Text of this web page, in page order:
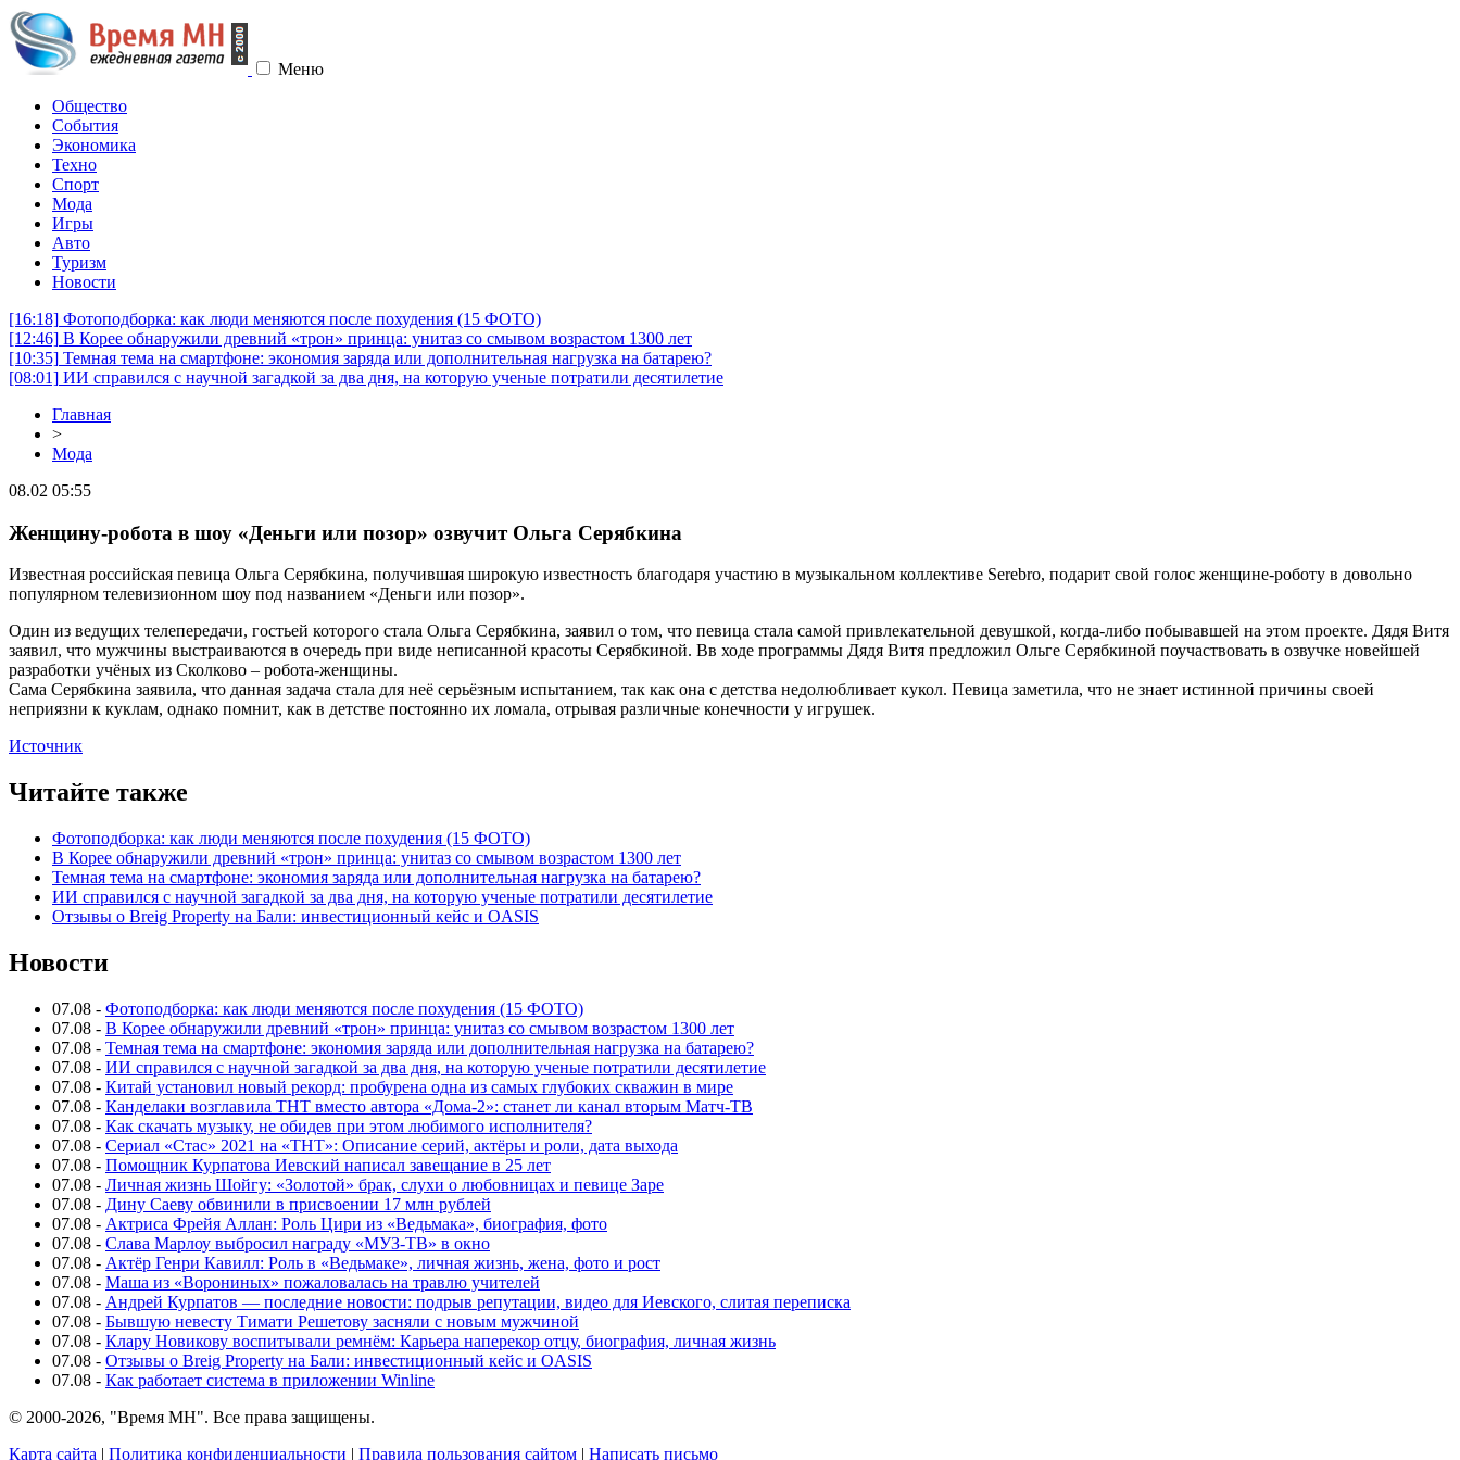
Меню
Общество
События
Экономика
Техно
Спорт
Мода
Игры
Авто
Туризм
Новости
[16:18] Фотоподборка: как люди меняются после похудения (15 ФОТО)
[12:46] В Корее обнаружили древний «трон» принца: унитаз со смывом возрастом 1300 лет
[10:35] Темная тема на смартфоне: экономия заряда или дополнительная нагрузка на батарею?
[08:01] ИИ справился с научной загадкой за два дня, на которую ученые потратили десятилетие
Главная
>
Мода
08.02 05:55
Женщину-робота в шоу «Деньги или позор» озвучит Ольга Серябкина
Известная российская певица Ольга Серябкина, получившая широкую известность благодаря участию в музыкальном коллективе Serebro, подарит свой голос женщине-роботу в довольно
популярном телевизионном шоу под названием «Деньги или позор».
Один из ведущих телепередачи, гостьей которого стала Ольга Серябкина, заявил о том, что певица стала самой привлекательной девушкой, когда-либо побывавшей на этом проекте. Дядя Витя
заявил, что мужчины выстраиваются в очередь при виде неписанной красоты Серябкиной. Вв ходе программы Дядя Витя предложил Ольге Серябкиной поучаствовать в озвучке новейшей
разработки учёных из Сколково – робота-женщины.
Сама Серябкина заявила, что данная задача стала для неё серьёзным испытанием, так как она с детства недолюбливает кукол. Певица заметила, что не знает истинной причины своей
неприязни к куклам, однако помнит, как в детстве постоянно их ломала, отрывая различные конечности у игрушек.
Источник
Читайте также
Фотоподборка: как люди меняются после похудения (15 ФОТО)
В Корее обнаружили древний «трон» принца: унитаз со смывом возрастом 1300 лет
Темная тема на смартфоне: экономия заряда или дополнительная нагрузка на батарею?
ИИ справился с научной загадкой за два дня, на которую ученые потратили десятилетие
Отзывы о Breig Property на Бали: инвестиционный кейс и OASIS
Новости
07.08 - Фотоподборка: как люди меняются после похудения (15 ФОТО)
07.08 - В Корее обнаружили древний «трон» принца: унитаз со смывом возрастом 1300 лет
07.08 - Темная тема на смартфоне: экономия заряда или дополнительная нагрузка на батарею?
07.08 - ИИ справился с научной загадкой за два дня, на которую ученые потратили десятилетие
07.08 - Китай установил новый рекорд: пробурена одна из самых глубоких скважин в мире
07.08 - Канделаки возглавила ТНТ вместо автора «Дома-2»: станет ли канал вторым Матч-ТВ
07.08 - Как скачать музыку, не обидев при этом любимого исполнителя?
07.08 - Сериал «Стас» 2021 на «ТНТ»: Описание серий, актёры и роли, дата выхода
07.08 - Помощник Курпатова Иевский написал завещание в 25 лет
07.08 - Личная жизнь Шойгу: «Золотой» брак, слухи о любовницах и певице Заре
07.08 - Дину Саеву обвинили в присвоении 17 млн рублей
07.08 - Актриса Фрейя Аллан: Роль Цири из «Ведьмака», биография, фото
07.08 - Слава Марлоу выбросил награду «МУЗ-ТВ» в окно
07.08 - Актёр Генри Кавилл: Роль в «Ведьмаке», личная жизнь, жена, фото и рост
07.08 - Маша из «Ворониных» пожаловалась на травлю учителей
07.08 - Андрей Курпатов — последние новости: подрыв репутации, видео для Иевского, слитая переписка
07.08 - Бывшую невесту Тимати Решетову засняли с новым мужчиной
07.08 - Клару Новикову воспитывали ремнём: Карьера наперекор отцу, биография, личная жизнь
07.08 - Отзывы о Breig Property на Бали: инвестиционный кейс и OASIS
07.08 - Как работает система в приложении Winline
© 2000-2026, "Время МН". Все права защищены.
Карта сайта | Политика конфиденциальности | Правила пользования сайтом | Написать письмо